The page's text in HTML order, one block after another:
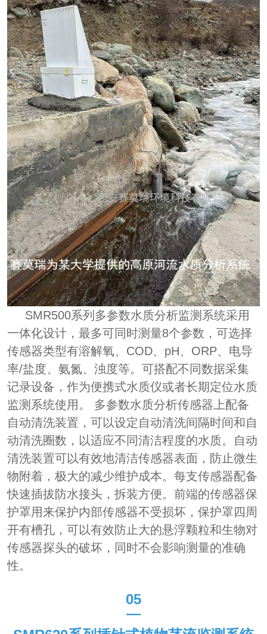
SMR500系列多参数水质分析监测系统采用
一体化设计，最多可同时测量8个参数，可选择
传感器类型有溶解氧、COD、pH、ORP、电导
率/盐度、氨氮、浊度等。可搭配不同数据采集
记录设备，作为便携式水质仪或者长期定位水质
监测系统使用。 多参数水质分析传感器上配备
自动清洗装置，可以设定自动清洗间隔时间和自
动清洗圈数，以适应不同清洁程度的水质。自动
清洗装置可以有效地清洁传感器表面，防止微生
物附着，极大的减少维护成本。每支传感器配备
快速插拔防水接头，拆装方便。前端的传感器保
护罩用来保护内部传感器不受损坏，保护罩四周
开有槽孔，可以有效防止大的悬浮颗粒和生物对
传感器探头的破坏，同时不会影响测量的准确
性。
05
—